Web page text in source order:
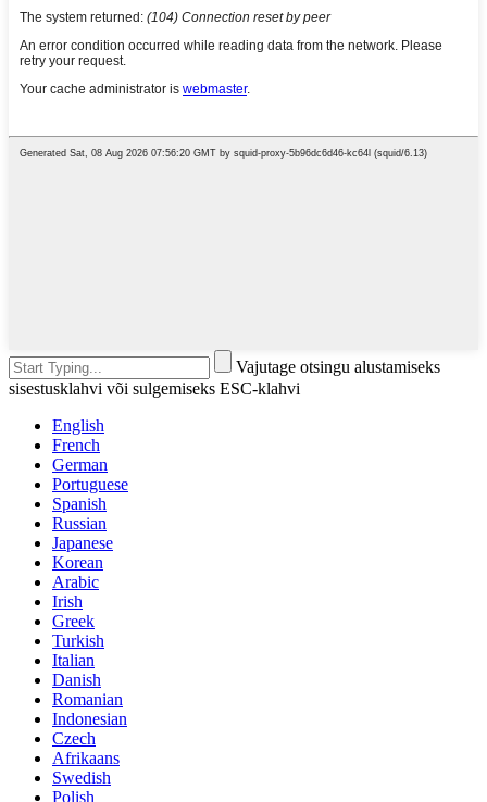
Vajutage otsingu alustamiseks
sisestusklahvi või sulgemiseks ESC-klahvi
English
French
German
Portuguese
Spanish
Russian
Japanese
Korean
Arabic
Irish
Greek
Turkish
Italian
Danish
Romanian
Indonesian
Czech
Afrikaans
Swedish
Polish